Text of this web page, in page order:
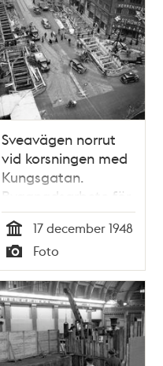
Sveavägen norrut
vid korsningen med
Kungsgatan.
Byggnadsarbete för
tunnelbanan
Tid
17 december 1948
Typ
Foto